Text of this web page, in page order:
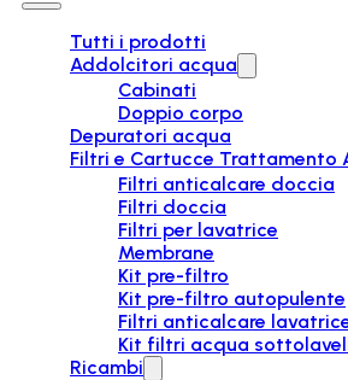
Tutti i prodotti
Addolcitori acqua
Cabinati
Doppio corpo
Depuratori acqua
Filtri e Cartucce Trattamento
Filtri anticalcare doccia
Filtri doccia
Filtri per lavatrice
Membrane
Kit pre-filtro
Kit pre-filtro autopulente
Filtri anticalcare
Kit filtri acqua
Ricambi